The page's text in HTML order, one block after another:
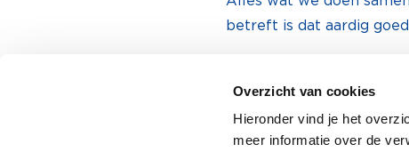
Overzicht van cookies
Hieronder vind je het
meer informatie over de
betreft is dat aardig
Kijk en ervaar zelf wat